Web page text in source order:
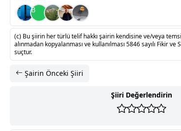
B
(c) Bu şiirin her türlü telif hakkı şairin kendisine ve/veya
alınmadan kopyalanması ve kullanılması 5846 sayılı Fikir ve
suçtur.
Şairin Önceki Şiiri
Şiiri Değerlendirin